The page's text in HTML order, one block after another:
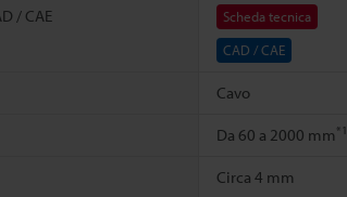
/ CAE
Scheda tecnica
CAD / CAE
Cavo
Da 60 a 2000 mm *1
Circa 4 mm